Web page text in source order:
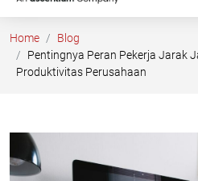
Home
Blog
Pentingnya Peran Pekerja Jarak
Produktivitas Perusahaan